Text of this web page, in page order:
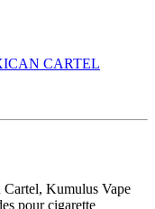
CARTEL
Kumulus Vape
pour cigarette